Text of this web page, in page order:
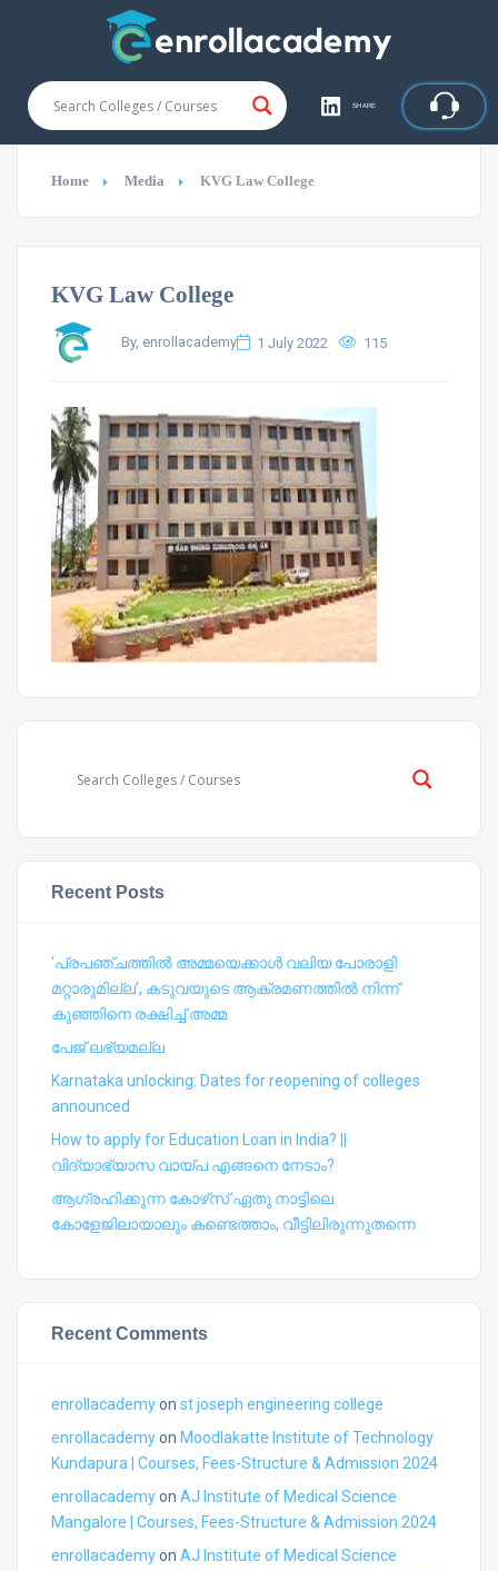
SHARE
Home Media KVG Law College
KVG Law College
By, enrollacademy 1 July 2022 115
Recent Posts
‘പ്രപഞ്ചത്തില്‍ അമ്മയെക്കാള്‍ വലിയ പോരാളി
മറ്റാരുമില്ല’, കടുവയുടെ ആക്രമണത്തില്‍ നിന്ന്
കുഞ്ഞിനെ രക്ഷിച്ച് അമ്മ
പേജ് ലഭ്യമല്ല
Karnataka unlocking: Dates for reopening of colleges
announced
How to apply for Education Loan in India? ||
വിദ്യാഭ്യാസ വായ്പ എങ്ങനെ നേടാം?
ആഗ്രഹിക്കുന്ന കോഴ്‍സ് ഏതു നാട്ടിലെ
കോളേജിലായാലും കണ്ടെത്താം, വീട്ടിലിരുന്നുതന്നെ
Recent Comments
enrollacademyon st joseph engineering college
enrollacademyon Moodlakatte Institute of Technology
Kundapura | Courses, Fees-Structure & Admission 2024
enrollacademyon AJ Institute of Medical Science
Mangalore | Courses, Fees-Structure & Admission 2024
enrollacademyon AJ Institute of Medical Science